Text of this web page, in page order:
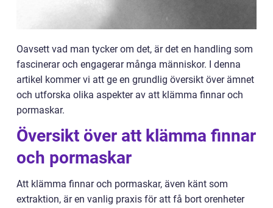
Oavsett vad man tycker om det, är det en handling som
fascinerar och engagerar många människor. I denna
artikel kommer vi att ge en grundlig översikt över ämnet
och utforska olika aspekter av att klämma finnar och
pormaskar.
Översikt över att klämma finnar
och pormaskar
Att klämma finnar och pormaskar, även känt som
extraktion, är en vanlig praxis för att få bort orenheter